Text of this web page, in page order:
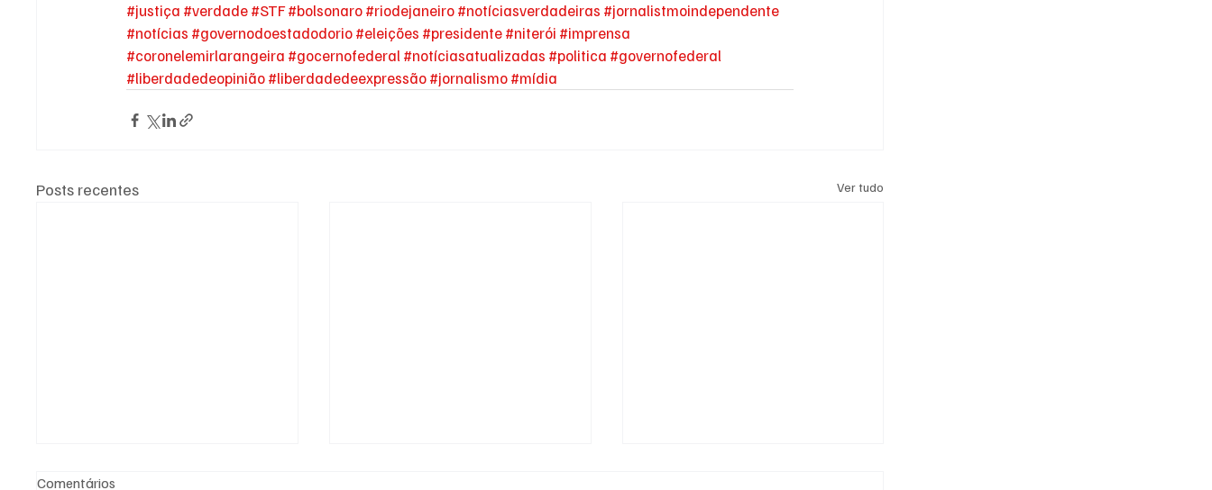
#justiça #verdade#STF#bolsonaro#riodejaneiro#notíciasverdadeiras #jornalistmoindependente
#notícias #governodoestadodorio#eleições #presidente#niterói #imprensa
#coronelemirlarangeira #gocernofederal#notíciasatualizadas #politica #governofederal
#liberdadedeopinião#liberdadedeexpressão#jornalismo#mídia
Posts recentes Ver tudo
Comentários